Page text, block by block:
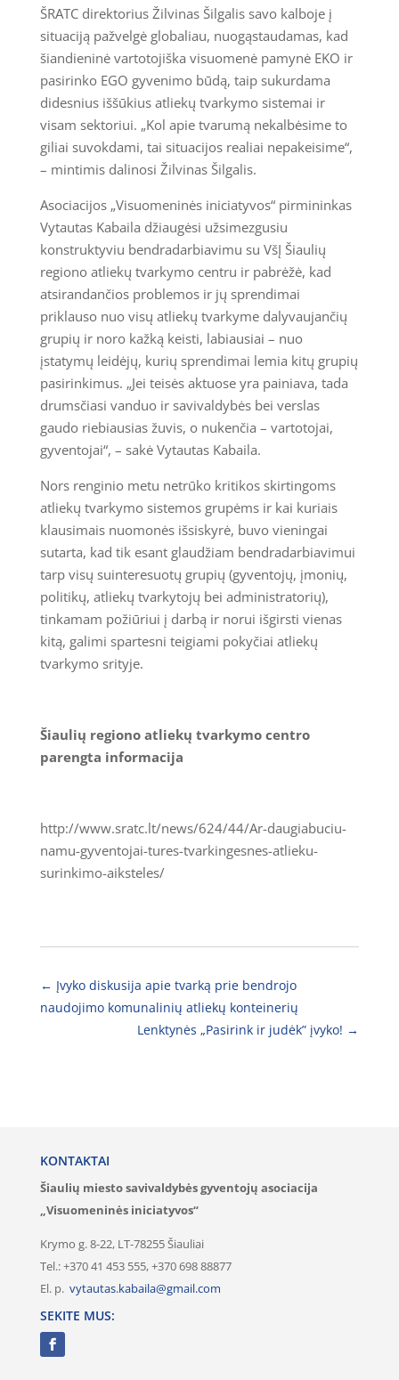
ŠRATC direktorius Žilvinas Šilgalis savo kalboje į
situaciją pažvelgė globaliau, nuogąstaudamas, kad
šiandieninė vartotojiška visuomenė pamynė EKO ir
pasirinko EGO gyvenimo būdą, taip sukurdama
didesnius iššūkius atliekų tvarkymo sistemai ir
visam sektoriui. „Kol apie tvarumą nekalbėsime to
giliai suvokdami, tai situacijos realiai nepakeisime“,
– mintimis dalinosi Žilvinas Šilgalis.
Asociacijos „Visuomeninės iniciatyvos“ pirmininkas
Vytautas Kabaila džiaugėsi užsimezgusiu
konstruktyviu bendradarbiavimu su VšĮ Šiaulių
regiono atliekų tvarkymo centru ir pabrėžė, kad
atsirandančios problemos ir jų sprendimai
priklauso nuo visų atliekų tvarkyme dalyvaujančių
grupių ir noro kažką keisti, labiausiai – nuo
įstatymų leidėjų, kurių sprendimai lemia kitų grupių
pasirinkimus. „Jei teisės aktuose yra painiava, tada
drumsčiasi vanduo ir savivaldybės bei verslas
gaudo riebiausias žuvis, o nukenčia – vartotojai,
gyventojai“, – sakė Vytautas Kabaila.
Nors renginio metu netrūko kritikos skirtingoms
atliekų tvarkymo sistemos grupėms ir kai kuriais
klausimais nuomonės išsiskyrė, buvo vieningai
sutarta, kad tik esant glaudžiam bendradarbiavimui
tarp visų suinteresuotų grupių (gyventojų, įmonių,
politikų, atliekų tvarkytojų bei administratorių),
tinkamam požiūriui į darbą ir norui išgirsti vienas
kitą, galimi spartesni teigiami pokyčiai atliekų
tvarkymo srityje.
Šiaulių regiono atliekų tvarkymo centro
parengta informacija
http://www.sratc.lt/news/624/44/Ar-daugiabuciu-
namu-gyventojai-tures-tvarkingesnes-atlieku-
surinkimo-aiksteles/
← Įvyko diskusija apie tvarką prie bendrojo
naudojimo komunalinių atliekų konteinerių
Lenktynės „Pasirink ir judėk” įvyko! →
KONTAKTAI
Šiaulių miesto savivaldybės gyventojų asociacija
„Visuomeninės iniciatyvos“
Krymo g. 8-22, LT-78255 Šiauliai
Tel.: +370 41 453 555, +370 698 88877
El. p. vytautas.kabaila@gmail.com
SEKITE MUS: